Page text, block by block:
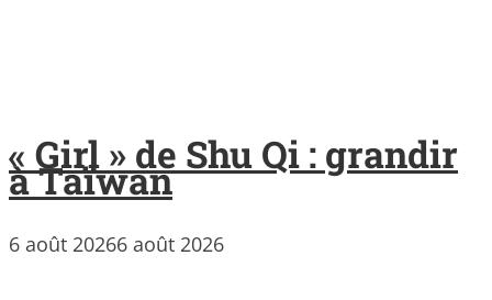
« Girl » de Shu Qi : grandir
à Taïwan
6 août 20266 août 2026